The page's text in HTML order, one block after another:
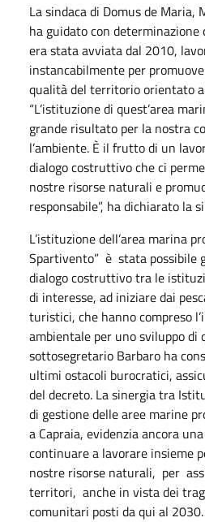
La sindaca di Domus de Maria,
ha guidato con
era stata avviata dal 2010,
instancabilmente per
qualità del territorio orientato
“L’istituzione di quest’area
grande risultato per la nostra
l’ambiente. È il frutto di un
dialogo costruttivo che ci
nostre risorse naturali e
responsabile”, ha dichiarato la
L’istituzione dell’area marina
Spartivento” è stata possibile
dialogo costruttivo tra le
di interesse, ad iniziare dai
turistici, che hanno compreso
ambientale per uno sviluppo di
sottosegretario Barbaro ha
ultimi ostacoli burocratici,
del decreto. La sinergia tra
di gestione delle aree marine
a Capraia, evidenzia ancora
continuare a lavorare insieme
nostre risorse naturali, per
territori, anche in vista dei
comunitari posti da qui al 2030.